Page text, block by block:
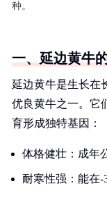
种。
一、延边黄牛
延边黄牛是生长在
优良黄牛之一。它
育形成独特基因：
体格健壮：成年
耐寒性强：能在